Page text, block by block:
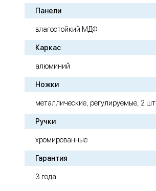
Панели
влагостойкий МДФ
Каркас
алюминий
Ножки
металлические, регулируемые, 2 шт
Ручки
хромированные
Гарантия
3 года